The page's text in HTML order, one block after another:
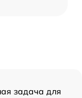
задача для